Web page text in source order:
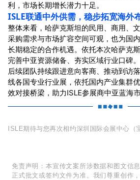
利，市场长期增长潜力十足。
ISLE联通中外供需，稳步拓宽海外
整体来看，哈萨克斯坦的民用、商用、
采购需求与市场扩容空间可观，也为国
长期稳定的合作机遇。依托本次哈萨克
完善中亚资源储备、夯实区域行业口碑。
后续团队持续跟进意向客商、推动到访
线各国专业行业展，依托国内产业集群
效对接桥梁，助力ISLE参展商中亚蓝海市
ISLE期待与您再次相约深圳国际会展中心（
免责声明：本宣传文案所涉数据和图文信
正式批文或签约文件为准。我们尊重创作